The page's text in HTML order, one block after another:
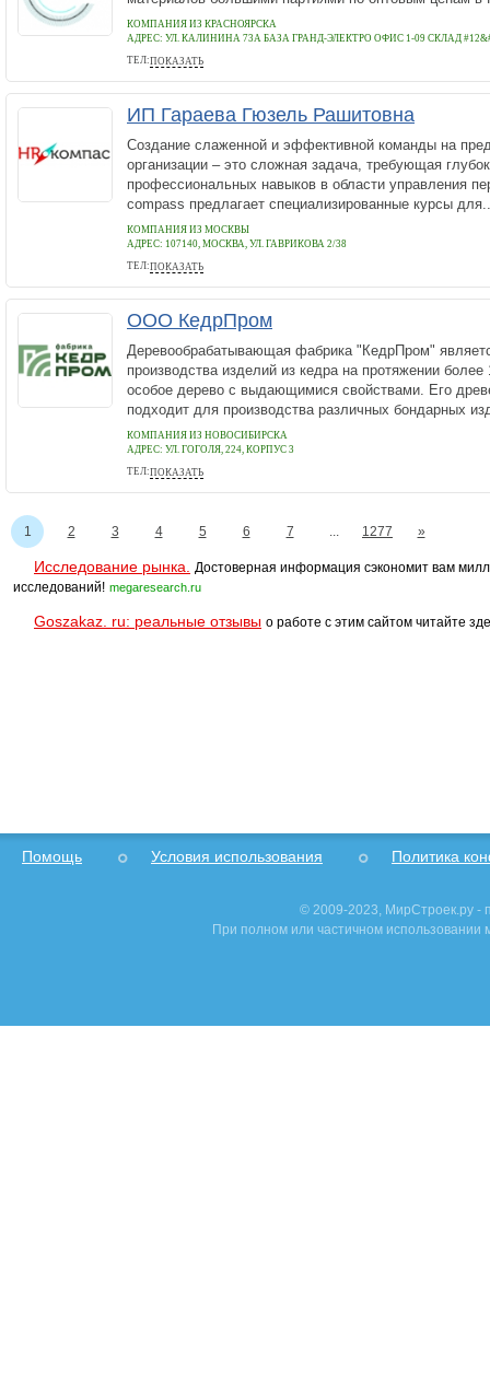
КОМПАНИЯ ИЗ КРАСНОЯРСКА
АДРЕС: УЛ. КАЛИНИНА 73А БАЗА ГРАНД-ЭЛЕКТРО ОФИС 1-09 СКЛАД
ТЕЛ:ПОКАЗАТЬ
+7 (391) 275-49-40
ИП Гараева Гюзель Рашитовна
Создание слаженной и эффективной команды на
организации – это сложная задача, требующая
профессиональных навыков в области управления
compass предлагает специализированные курсы
КОМПАНИЯ ИЗ МОСКВЫ
АДРЕС: 107140, МОСКВА, УЛ. ГАВРИКОВА 2/38
ТЕЛ:ПОКАЗАТЬ
8 800 551-49-18
ООО КедрПром
Деревообрабатывающая фабрика "КедрПром"
производства изделий из кедра на протяжении
особое дерево с выдающимися свойствами. Его
подходит для производства различных бондарных
КОМПАНИЯ ИЗ НОВОСИБИРСКА
АДРЕС: УЛ. ГОГОЛЯ, 224, КОРПУС 3
ТЕЛ:ПОКАЗАТЬ
+7(383) 227-97-84
1 2 3 4 5 6 7 ... 1277 »
Исследование рынка.
Достоверная информация сэкономит вам
исследований! megaresearch.ru
Goszakaz. ru: реальные отзывы о работе с этим сайтом читайте
Помощь Условия использования Политика
© 2009-2023, МирСтроек.ру -
При полном или частичном использовании